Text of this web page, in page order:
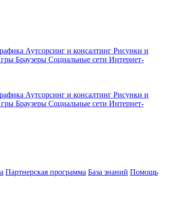
Аутсорсинг и консалтинг Рисунки и
Браузеры Социальные сети Интернет-
Аутсорсинг и консалтинг Рисунки и
Браузеры Социальные сети Интернет-
Партнерская программа База знаний Помощь